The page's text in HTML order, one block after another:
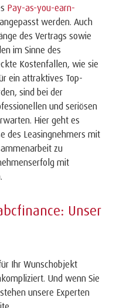
Pay-as-you-earn-
werden. Auch
des Vertrags sowie
im Sinne des
Kostenfallen, wie sie
ein attraktives Top-
sind bei der
und seriösen
Hier geht es
des Leasingnehmers mit
zu
mit
Unser
Ihr Wunschobjekt
Und wenn Sie
unsere Experten